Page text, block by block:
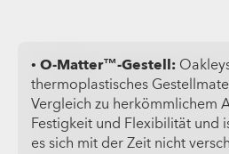
•O-Matter™-Gestell:
thermoplastisches
Vergleich zu herkömmlichem
Festigkeit und Flexibilität und
es sich mit der Zeit nicht